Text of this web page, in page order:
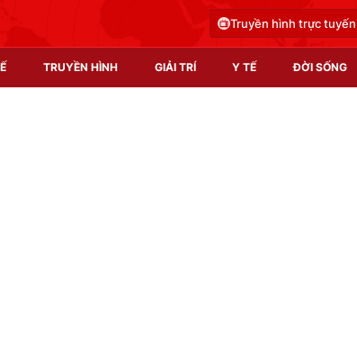
Truyền hình trực tuyến
TRUYỀN HÌNH GIẢI TRÍ Y TẾ ĐỜI SỐNG